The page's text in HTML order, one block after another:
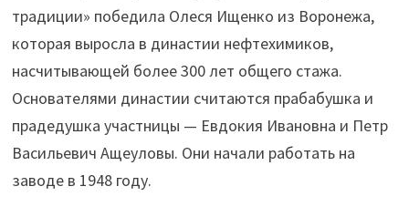
традиции» победила Олеся Ищенко из Воронежа,
которая выросла в династии нефтехимиков,
насчитывающей более 300 лет общего стажа.
Основателями династии считаются прабабушка и
прадедушка участницы — Евдокия Ивановна и Петр
Васильевич Ащеуловы. Они начали работать на
заводе в 1948 году.